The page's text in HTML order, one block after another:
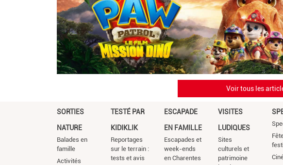
Voir tous les
SORTIES
NATURE
Balades en
famille
Activités
TESTÉ PAR
KIDIKLIK
Reportages
sur le terrain :
tests et avis
ESCAPADE
EN FAMILLE
Escapades et
week-ends
en Charentes
VISITES
LUDIQUES
Sites
culturels et
patrimoine